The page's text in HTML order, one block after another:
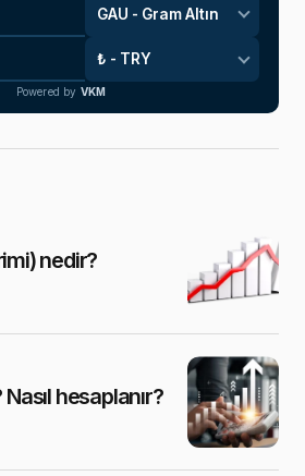
Powered by VKM
nedir?
hesaplanır?